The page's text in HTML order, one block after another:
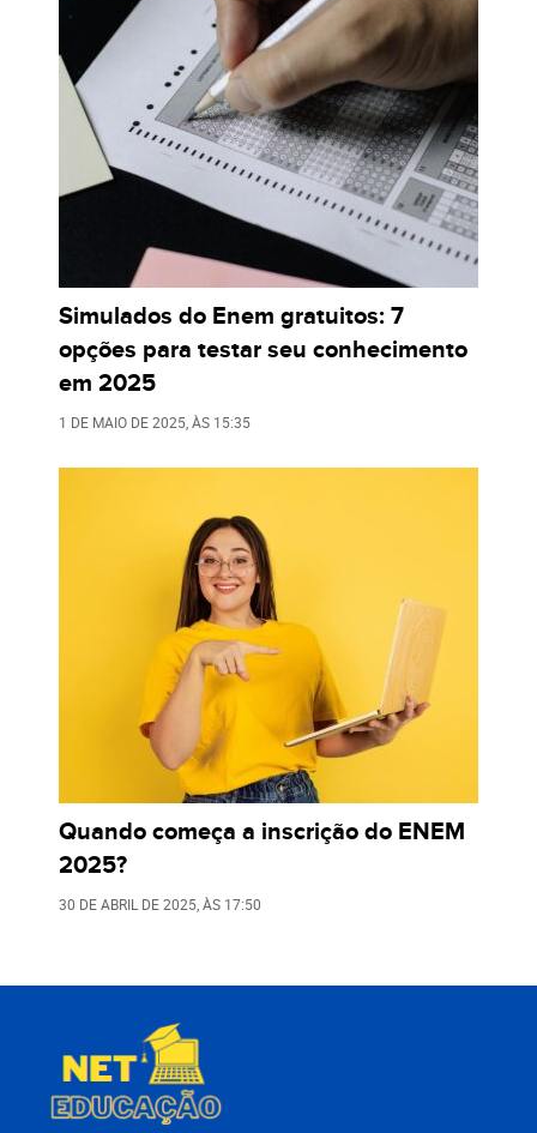
Simulados do Enem gratuitos: 7
opções para testar seu conhecimento
em 2025
1 DE MAIO DE 2025 , ÀS 15:35
Quando começa a inscrição do ENEM
2025?
30 DE ABRIL DE 2025 , ÀS 17:50